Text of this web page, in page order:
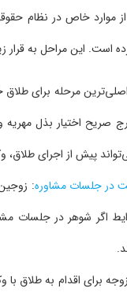
موارد خاص در نظام
است. این مراحل به قرار
مرحله برای
صریح اختیار بذل
پیش از اجرای طلاق،
در جلسات مشاوره
اگر شوهر در جلسات
برای اقدام به طلاق با